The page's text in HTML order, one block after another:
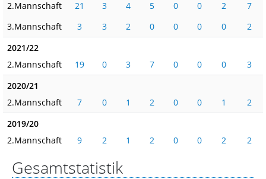
2.Mannschaft
21 3 4 5 0 0 2
7
3.Mannschaft
3 3 2 0 0 0 0
2
2021/22
2.Mannschaft
19 0 3 7 0 0 0
3
2020/21
2.Mannschaft
7 0 1 2 0 0 1
2
2019/20
2.Mannschaft
9 2 1 2 0 0 2 2
Gesamtstatistik